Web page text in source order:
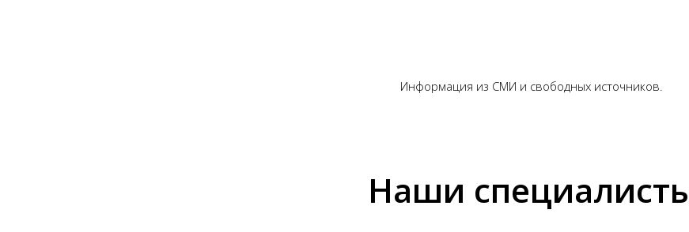
Информация из СМИ и свободных источников.
Наши